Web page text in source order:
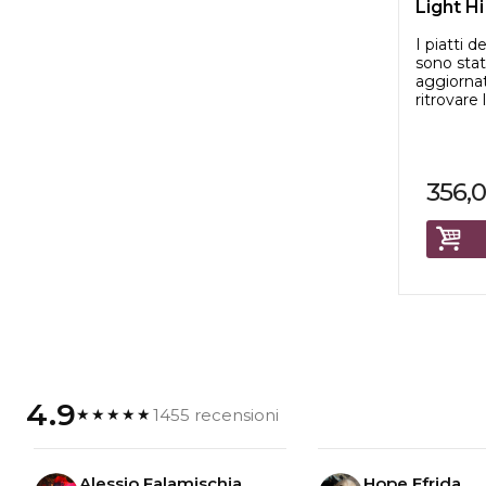
Light
I piatti
sono
ritrovare
4.9★★★★★1455 recensioni